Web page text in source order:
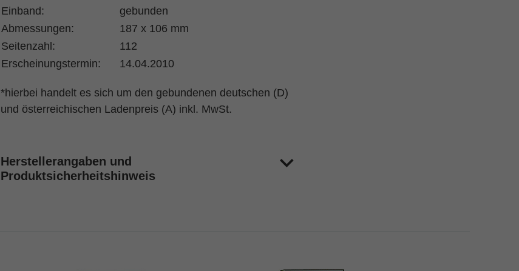
Einband:
gebunden
Abmessungen:
187 x 106 mm
Seitenzahl:
112
Erscheinungstermin:
14.04.2010
*hierbei handelt es sich um den gebundenen deutschen (D)
und österreichischen Ladenpreis (A) inkl. MwSt.
Herstellerangaben und
Produktsicherheitshinweis